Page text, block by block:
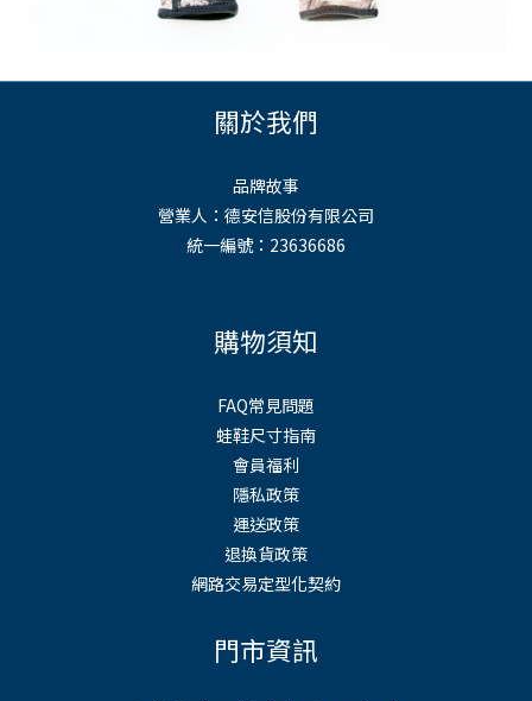
關於我們
品牌故事
營業人：德安信股份有限公司
統一編號：23636686
購物須知
FAQ常見問題
蛙鞋尺寸指南
會員福利
隱私政策
運送政策
退換貨政策
網路交易定型化契約
門市資訊